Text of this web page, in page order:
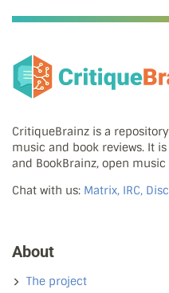
CritiqueBrainz is a
music and book reviews. It
and BookBrainz, open
Chat with us: Matrix, IRC,
About
The project